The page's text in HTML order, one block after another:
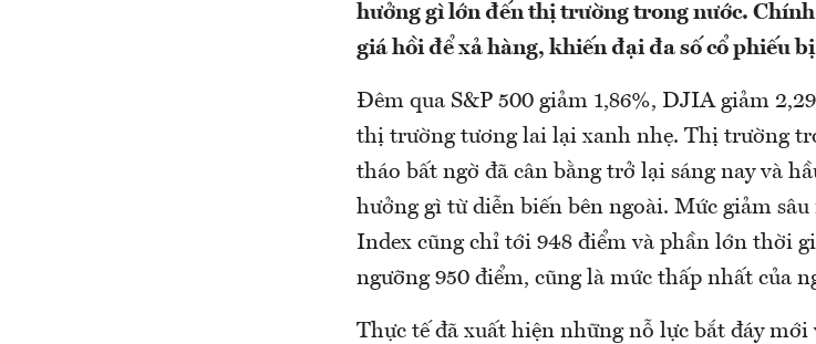
hưởng gì lớn đến thị trường trong nước.
giá hồi để xả hàng, khiến đại đa số cổ phiếu
Đêm qua S&P 500 giảm 1,86%, DJIA giảm
thị trường tương lai lại xanh nhẹ. Thị trường
tháo bất ngờ đã cân bằng trở lại sáng nay và
hưởng gì từ diễn biến bên ngoài. Mức giảm
Index cũng chỉ tới 948 điểm và phần lớn thời
ngưỡng 950 điểm, cũng là mức thấp nhất của
Thực tế đã xuất hiện những nỗ lực bắt đáy